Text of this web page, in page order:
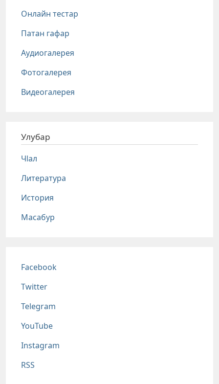
Онлайн тестар
Патан гафар
Аудиогалерея
Фотогалерея
Видеогалерея
Улубар
Чlал
Литература
История
Масабур
Соц сети
Facebook
Twitter
Telegram
YouTube
Instagram
RSS